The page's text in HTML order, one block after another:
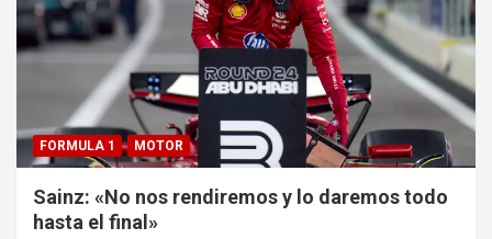
FORMULA 1 MOTOR
Sainz: «No nos rendiremos y lo daremos todo
hasta el final»